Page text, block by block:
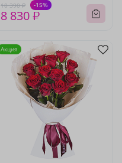
10 390 ₽ -15%
8 830 ₽
Акция